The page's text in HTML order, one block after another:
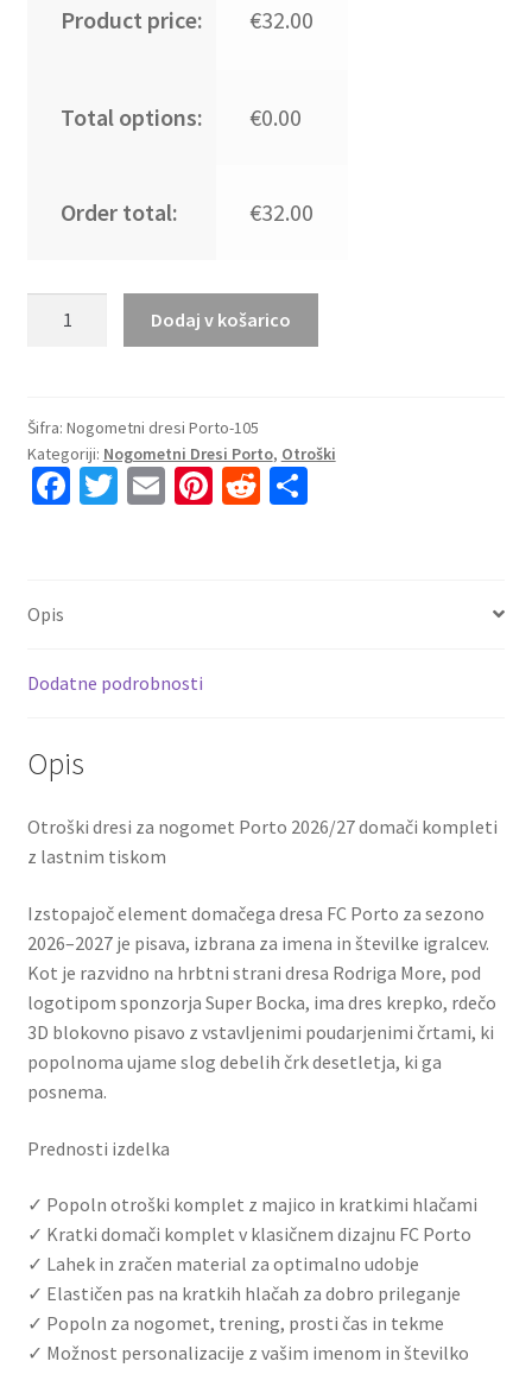
Product price: €32.00
Total options: €0.00
Order total: €32.00
za
nogomet
Porto
količina
Dodaj v košarico
Šifra: Nogometni dresi Porto-105
Kategoriji: Nogometni Dresi Porto, Otroški
Fa
k
T E Pi R S
Opis
Dodatne podrobnosti
Opis
Otroški dresi za nogomet Porto 2026/27 domači kompleti
z lastnim tiskom
Izstopajoč element domačega dresa FC Porto za sezono
2026–2027 je pisava, izbrana za imena in številke igralcev.
Kot je razvidno na hrbtni strani dresa Rodriga More, pod
logotipom sponzorja Super Bocka, ima dres krepko, rdečo
3D blokovno pisavo z vstavljenimi poudarjenimi črtami, ki
popolnoma ujame slog debelih črk desetletja, ki ga
posnema.
Prednosti izdelka
✓ Popoln otroški komplet z majico in kratkimi hlačami
✓ Kratki domači komplet v klasičnem dizajnu FC Porto
✓ Lahek in zračen material za optimalno udobje
✓ Elastičen pas na kratkih hlačah za dobro prileganje
✓ Popoln za nogomet, trening, prosti čas in tekme
✓ Možnost personalizacije z vašim imenom in številko